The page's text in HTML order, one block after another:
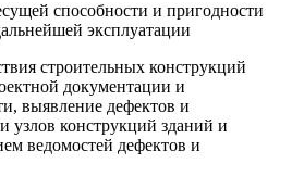
способности и пригодности
эксплуатации
строительных конструкций
документации и
выявление дефектов и
узлов конструкций зданий и
ведомостей дефектов и